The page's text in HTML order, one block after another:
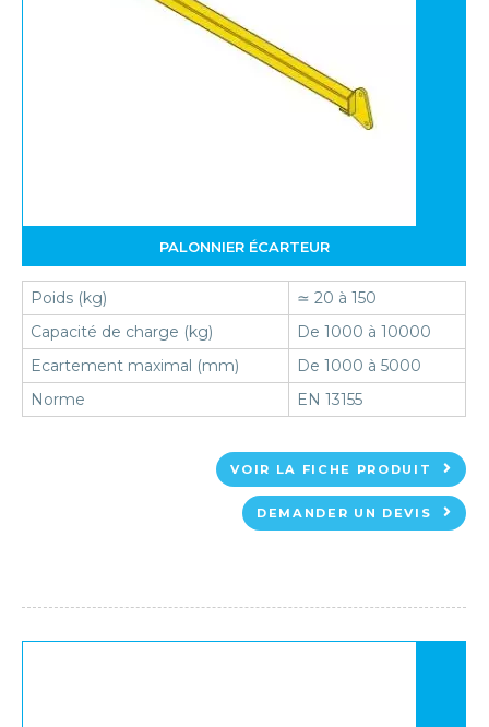
PALONNIER ÉCARTEUR
Poids (kg)
≃ 20 à 150
Capacité de charge (kg)
De 1000 à 10000
Ecartement maximal (mm)
De 1000 à 5000
Norme
EN 13155
VOIR LA FICHE PRODUIT
DEMANDER UN DEVIS